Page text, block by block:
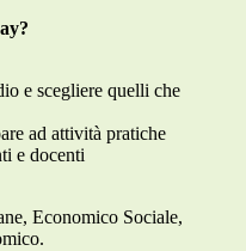
e scegliere quelli che
ad attività pratiche
e docenti
Economico Sociale,